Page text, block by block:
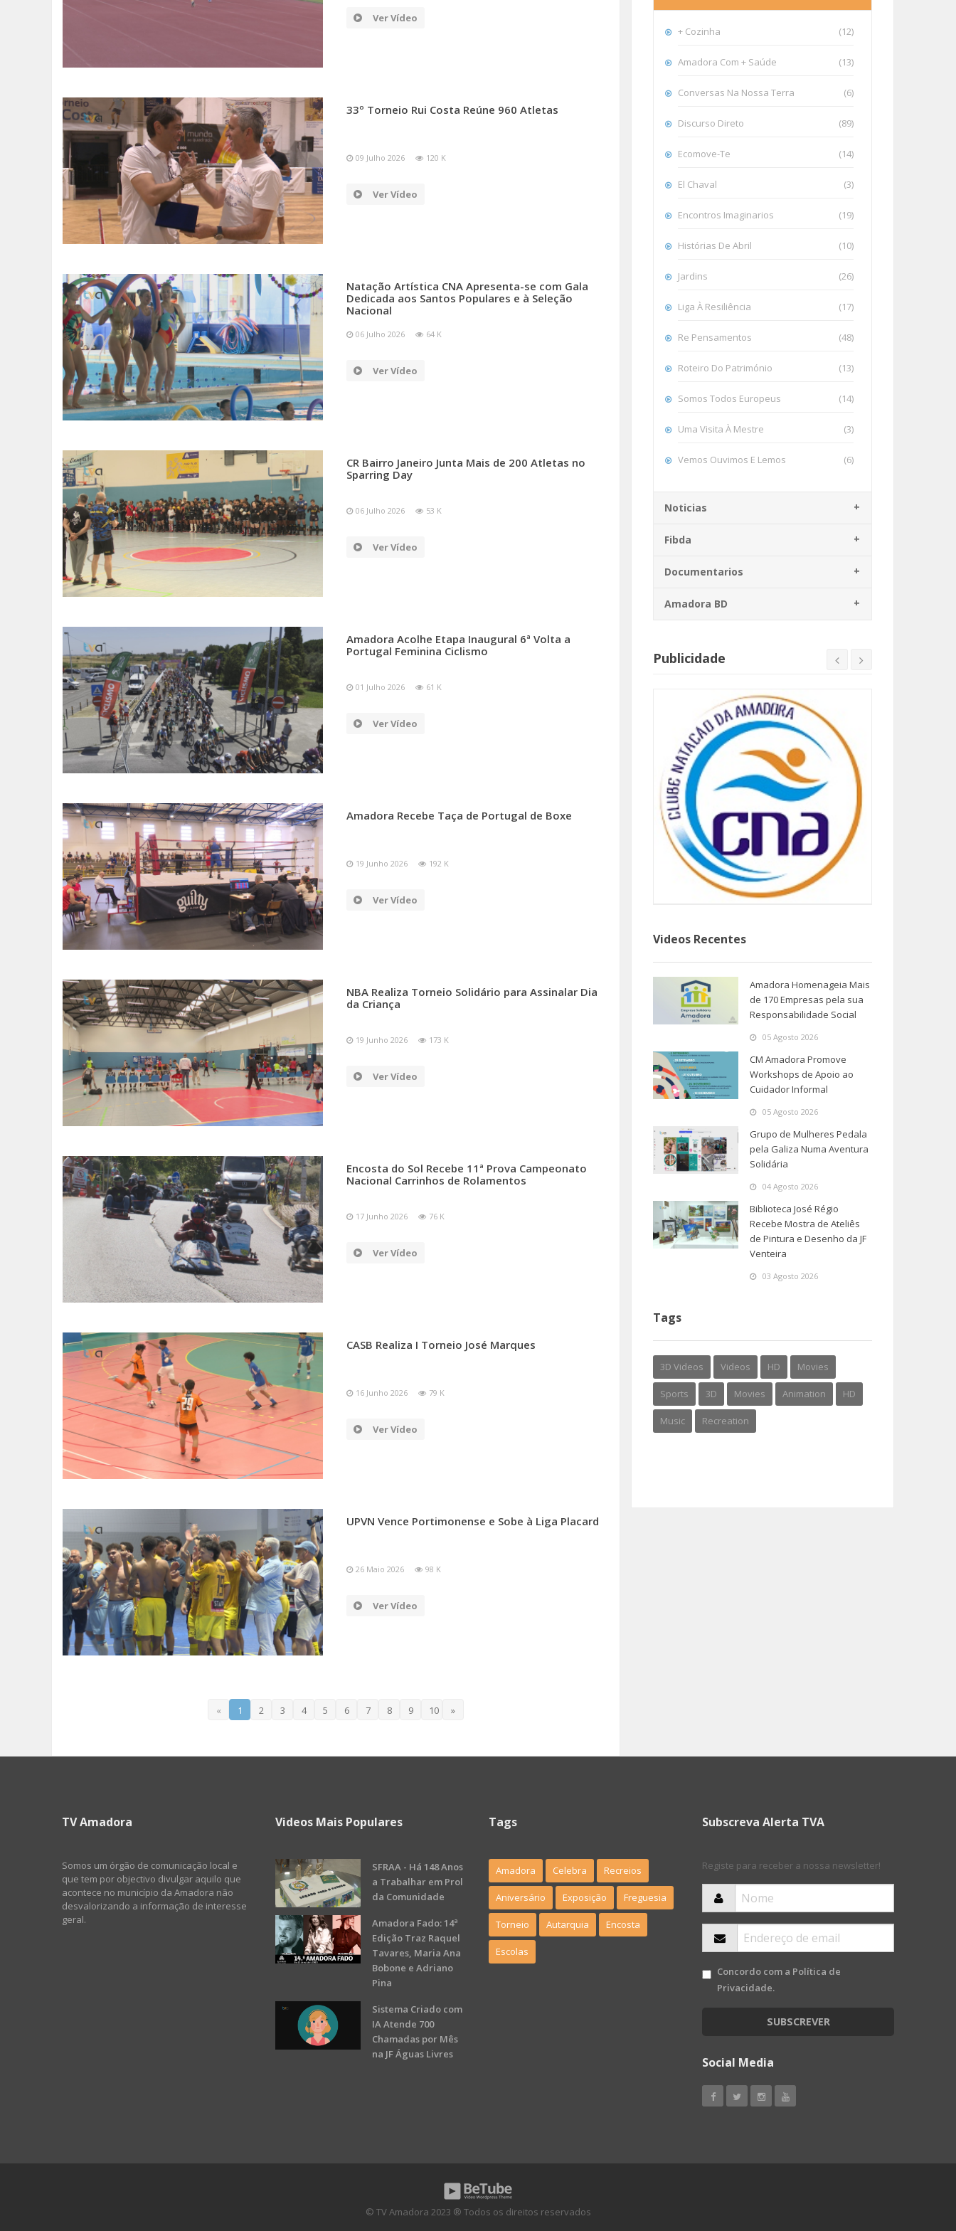
VEMOS OUVIMOS E LEMOS
(RE) PENSAMENTOS
ECOMOVE-TE
HISTÓRIAS DE ABRIL
Ver Vídeo
33º Torneio Rui Costa Reúne 960 Atletas
09 Julho 2026 120 K
Ver Vídeo
Natação Artística CNA Apresenta-se com Gala
Dedicada aos Santos Populares e à Seleção
Nacional
06 Julho 2026 64 K
Ver Vídeo
CR Bairro Janeiro Junta Mais de 200 Atletas no
Sparring Day
06 Julho 2026 53 K
Ver Vídeo
Amadora Acolhe Etapa Inaugural 6ª Volta a
Portugal Feminina Ciclismo
01 Julho 2026 61 K
Ver Vídeo
Amadora Recebe Taça de Portugal de Boxe
19 Junho 2026 192 K
Ver Vídeo
NBA Realiza Torneio Solidário para Assinalar Dia
da Criança
19 Junho 2026 173 K
Ver Vídeo
Encosta do Sol Recebe 11ª Prova Campeonato
Nacional Carrinhos de Rolamentos
17 Junho 2026 76 K
Ver Vídeo
CASB Realiza I Torneio José Marques
16 Junho 2026 79 K
Ver Vídeo
UPVN Vence Portimonense e Sobe à Liga Placard
26 Maio 2026 98 K
Ver Vídeo
« 1 2 3 4 5 6 7 8 9 10 »
+ Cozinha (12)
Amadora Com + Saúde (13)
Conversas Na Nossa Terra (6)
Discurso Direto (89)
Ecomove-Te (14)
El Chaval (3)
Encontros Imaginarios (19)
Histórias De Abril (10)
Jardins (26)
Liga À Resiliência (17)
Re Pensamentos (48)
Roteiro Do Património (13)
Somos Todos Europeus (14)
Uma Visita À Mestre (3)
Vemos Ouvimos E Lemos (6)
Noticias
Fibda
Documentarios
Amadora BD
Publicidade
Videos Recentes
Amadora Homenageia Mais
de 170 Empresas pela sua
Responsabilidade Social
05 Agosto 2026
CM Amadora Promove
Workshops de Apoio ao
Cuidador Informal
05 Agosto 2026
Grupo de Mulheres Pedala
pela Galiza Numa Aventura
Solidária
04 Agosto 2026
Biblioteca José Régio
Recebe Mostra de Ateliês
de Pintura e Desenho da JF
Venteira
03 Agosto 2026
Tags
3D Videos Videos HD Movies
Sports 3D Movies Animation HD
Music Recreation
TV Amadora
Somos um órgão de comunicação local e
que tem por objectivo divulgar aquilo que
acontece no município da Amadora não
desvalorizando a informação de interesse
geral.
Videos Mais Populares
SFRAA - Há 148 Anos
a Trabalhar em Prol
da Comunidade
Amadora Fado: 14ª
Edição Traz Raquel
Tavares, Maria Ana
Bobone e Adriano
Pina
Sistema Criado com
IA Atende 700
Chamadas por Mês
na JF Águas Livres
Tags
Amadora Celebra Recreios
Aniversário Exposição Freguesia
Torneio Autarquia Encosta
Escolas
Subscreva Alerta TVA
Registe para receber a nossa newsletter!
Concordo com a Política de
Privacidade.
SUBSCREVER
Social Media
© TV Amadora 2023 ® Todos os direitos reservados